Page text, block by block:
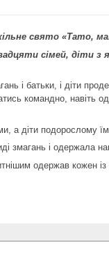
свято «Тато,
сімей, діти з
і батьки, і діти
командно, навіть
а діти подорослому
змагань і одержала
одержав кожен із